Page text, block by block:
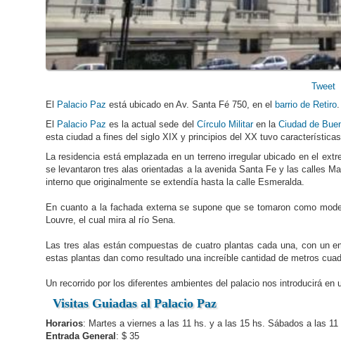
Tweet
El Palacio Paz está ubicado en Av. Santa Fé 750, en el barrio de Retiro
El Palacio Paz es la actual sede del Círculo Militaren la Ciudad de
esta ciudad a fines del siglo XIX y principios del XX tuvo
La residencia está emplazada en un terreno irregular ubicado en el
se levantaron tres alas orientadas a la avenida Santa Fe y las calles
interno que originalmente se extendía hasta la calle Esmeralda.
En cuanto a la fachada externa se supone que se tomaron como
Louvre, el cual mira al río Sena.
Las tres alas están compuestas de cuatro plantas cada una, con un
estas plantas dan como resultado una increíble cantidad de metros
Un recorrido por los diferentes ambientes del palacio nos introducirá en
Visitas Guiadas al Palacio Paz
Horarios: Martes a viernes a las 11 hs. y a las 15 hs. Sábados a las 11
Entrada General: $ 35